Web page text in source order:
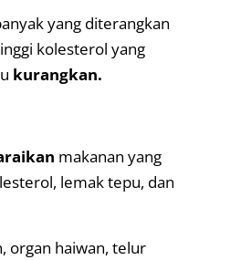
yang diterangkan
kolesterol yang
kurangkan.
makanan yang
lemak tepu, dan
organ haiwan, telur